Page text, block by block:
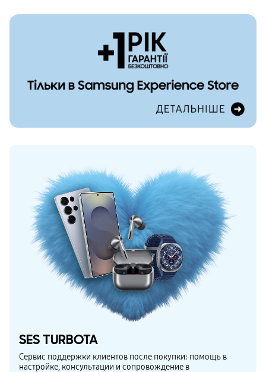
SES TURBOTA
Сервис поддержки клиентов после покупки: помощь в
настройке, консультации и сопровождение в